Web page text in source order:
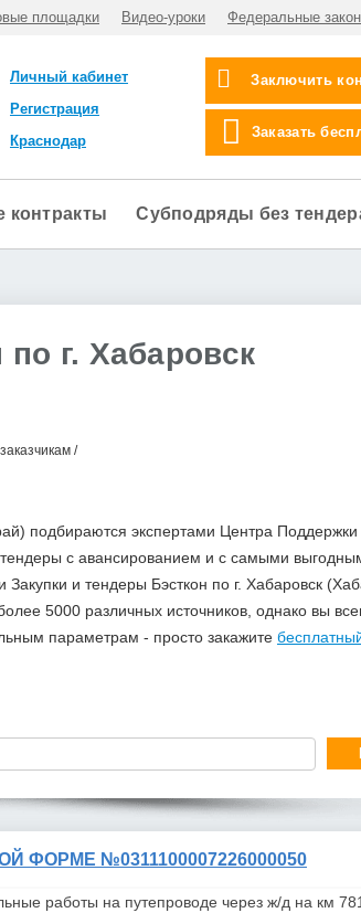
площадки Видео-уроки Федеральные
Личный кабинет
Регистрация
Краснодар
Заключить
Заказать
контракты Субподряды без
г. Хабаровск
подбираются экспертами Центра Поддержки
с авансированием и с самыми
и тендеры Бэсткон по г. Хабаровск
5000 различных источников, однако вы
параметрам - просто закажите
№0311100007226000050
работы на путепроводе через ж/д на км